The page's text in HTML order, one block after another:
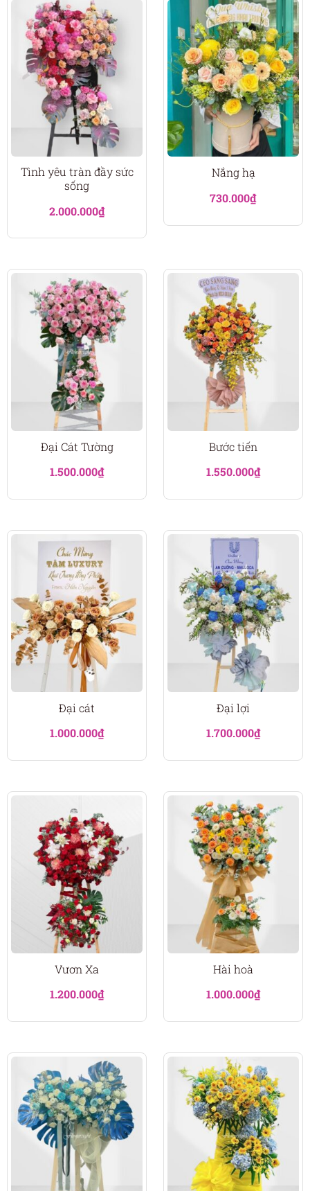
Tình yêu tràn đầy sức
sống
2.000.000₫
Nắng hạ
730.000₫
Đại Cát Tường
1.500.000₫
Bước tiến
1.550.000₫
Đại cát
1.000.000₫
Đại lợi
1.700.000₫
Vươn Xa
1.200.000₫
Hài hoà
1.000.000₫